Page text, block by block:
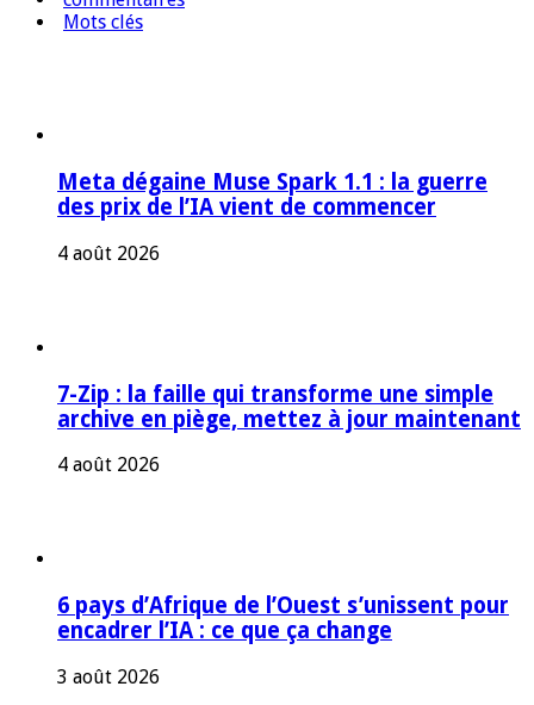
Mots clés
Meta dégaine Muse Spark 1.1 : la guerre
des prix de l’IA vient de commencer
4 août 2026
7-Zip : la faille qui transforme une simple
archive en piège, mettez à jour maintenant
4 août 2026
6 pays d’Afrique de l’Ouest s’unissent pour
encadrer l’IA : ce que ça change
3 août 2026